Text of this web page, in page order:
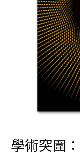
學術突圍